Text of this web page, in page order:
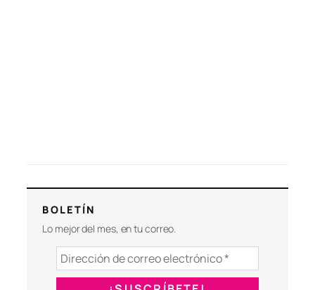
BOLETÍN
Lo mejor del mes, en tu correo.